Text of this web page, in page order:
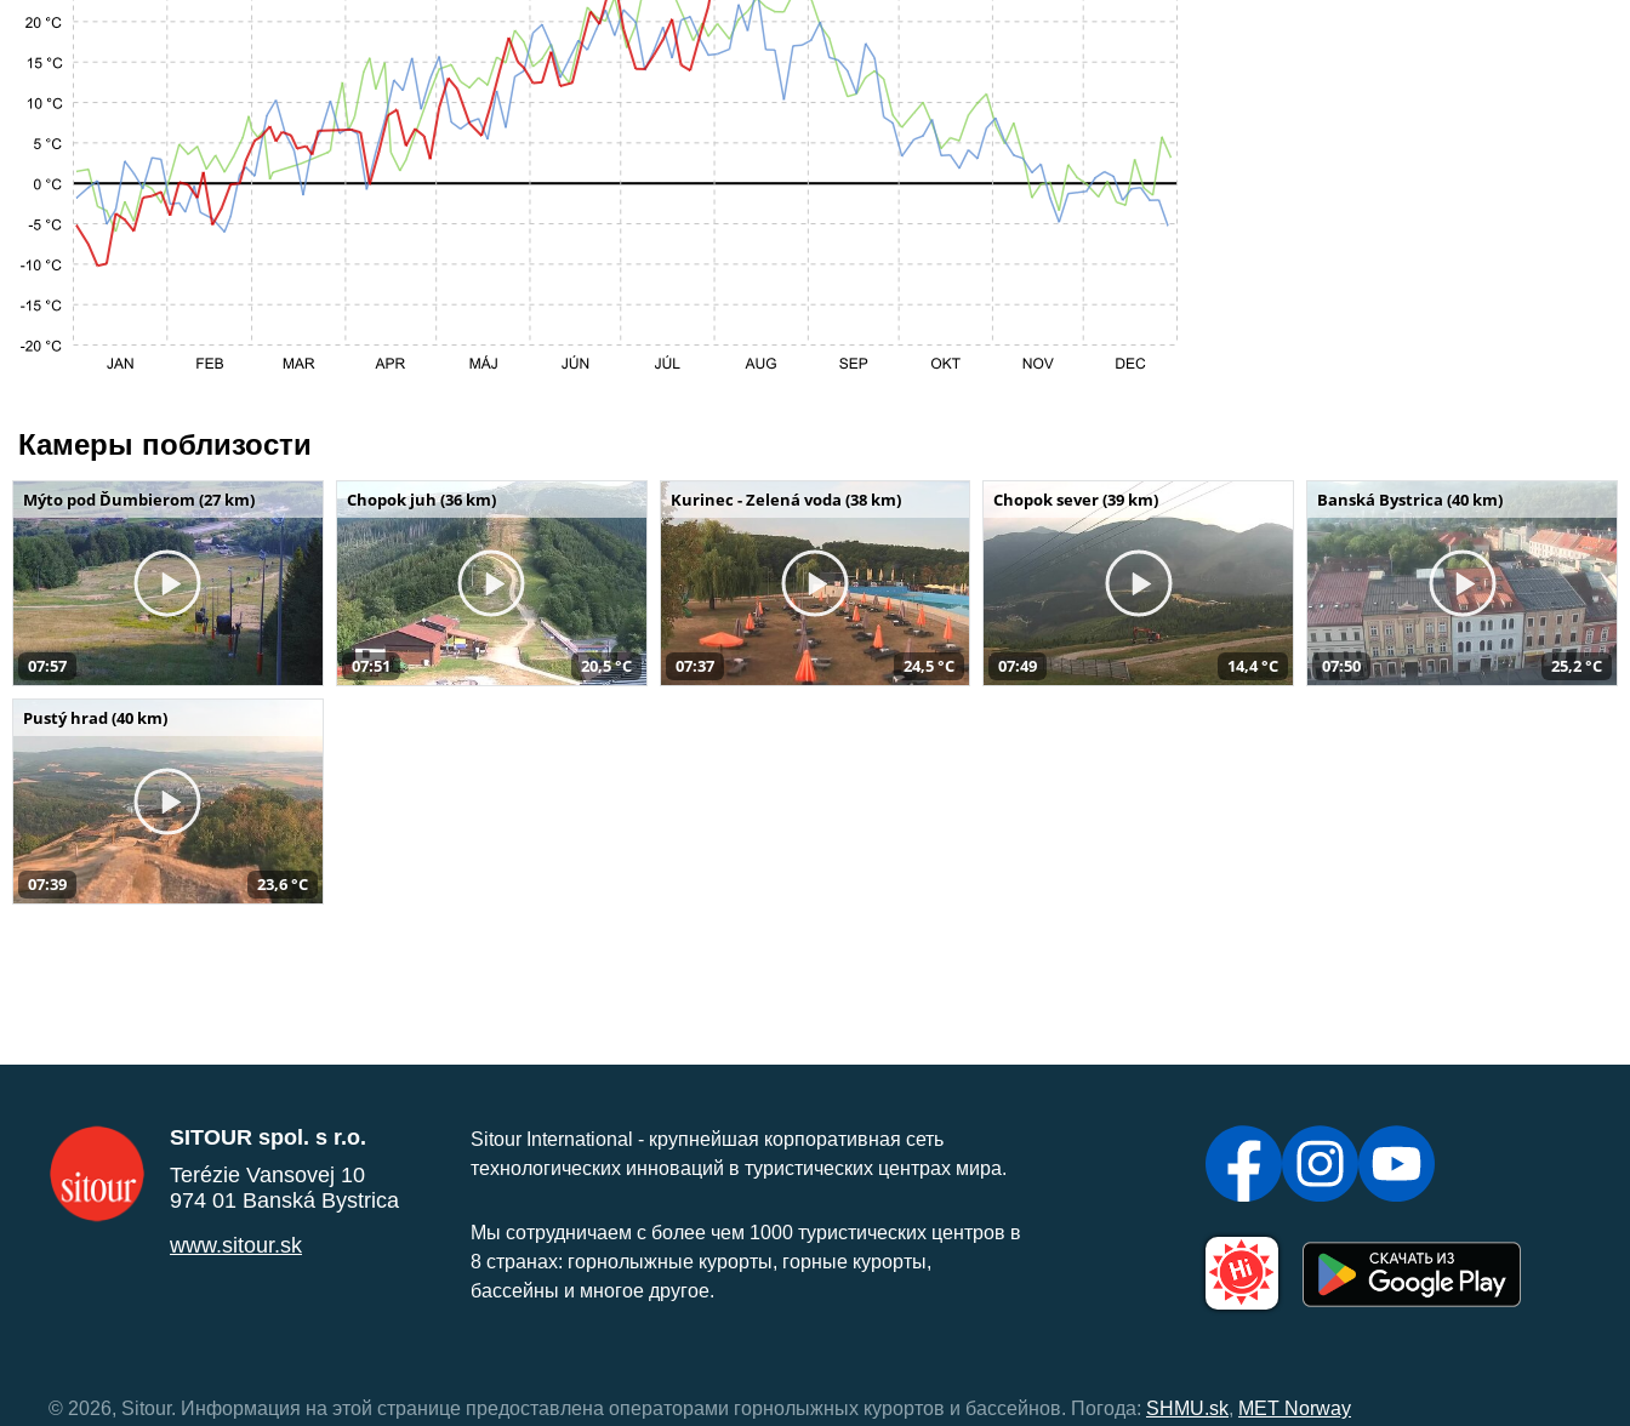
Камеры поблизости
Mýto pod Ďumbierom (27 km)
07:57
Chopok juh (36 km)
07:51 20,5 °C
Kurinec - Zelená voda (38 km)
07:37 24,5 °C
Chopok sever (39 km)
07:49 14,4 °C
Banská Bystrica (40 km)
07:50 25,2 °C
Pustý hrad (40 km)
07:39 23,6 °C
SITOUR spol. s r.o.
Terézie Vansovej 10
974 01 Banská Bystrica
www.sitour.sk
Sitour International - крупнейшая корпоративная сеть
технологических инноваций в туристических центрах мира.
Мы сотрудничаем с более чем 1000 туристических центров в
8 странах: горнолыжные курорты, горные курорты,
бассейны и многое другое.
© 2026, Sitour. Информация на этой странице предоставлена ​​операторами горнолыжных курортов и бассейнов. Погода: SHMU.sk, MET Norway